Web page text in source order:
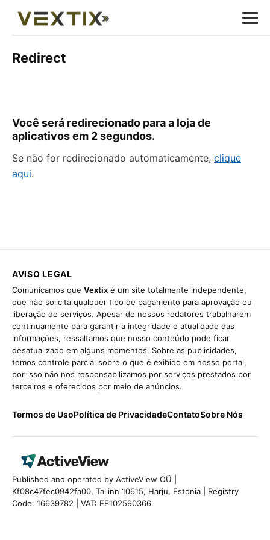
Redirect
Você será redirecionado para a loja de
aplicativos em 2segundos.
Se não for redirecionado automaticamente, clique
aqui.
AVISO LEGAL
Comunicamos que Vextix é um site totalmente independente,
que não solicita qualquer tipo de pagamento para aprovação ou
liberação de serviços. Apesar de nossos redatores trabalharem
continuamente para garantir a integridade e atualidade das
informações, ressaltamos que nosso conteúdo pode ficar
desatualizado em alguns momentos. Sobre as publicidades,
temos controle parcial sobre o que é exibido em nosso portal,
por isso não nos responsabilizamos por serviços prestados por
terceiros e oferecidos por meio de anúncios.
Termos de UsoPolítica de PrivacidadeContatoSobre Nós
Published and operated by ActiveView OÜ |
Kf08c47fec0942fa00, Tallinn 10615, Harju, Estonia | Registry
Code: 16639782 | VAT: EE102590366